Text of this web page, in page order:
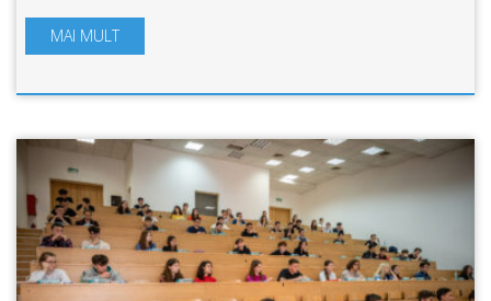
al Ordinului Suveran al S...
MAI MULT